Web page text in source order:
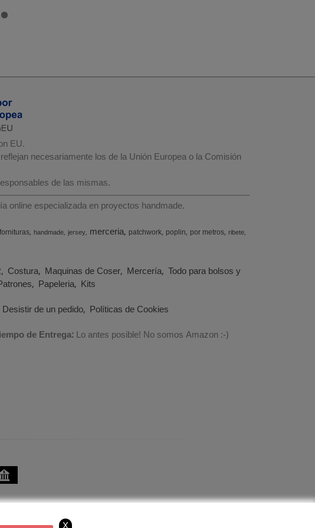
EU.
necesariamente los de la Unión Europea o la Comisión
de las mismas.
online especializada en proyectos handmade.
fornituras handmade jersey merceria patchwork poplin por metros ribete
Costura Maquinas de Coser Mercería Todo para bolsos y
Papeleria Kits
Desistir de un pedido Políticas de Cookies
de Entrega:Lo antes posible! No somos Amazon :-)